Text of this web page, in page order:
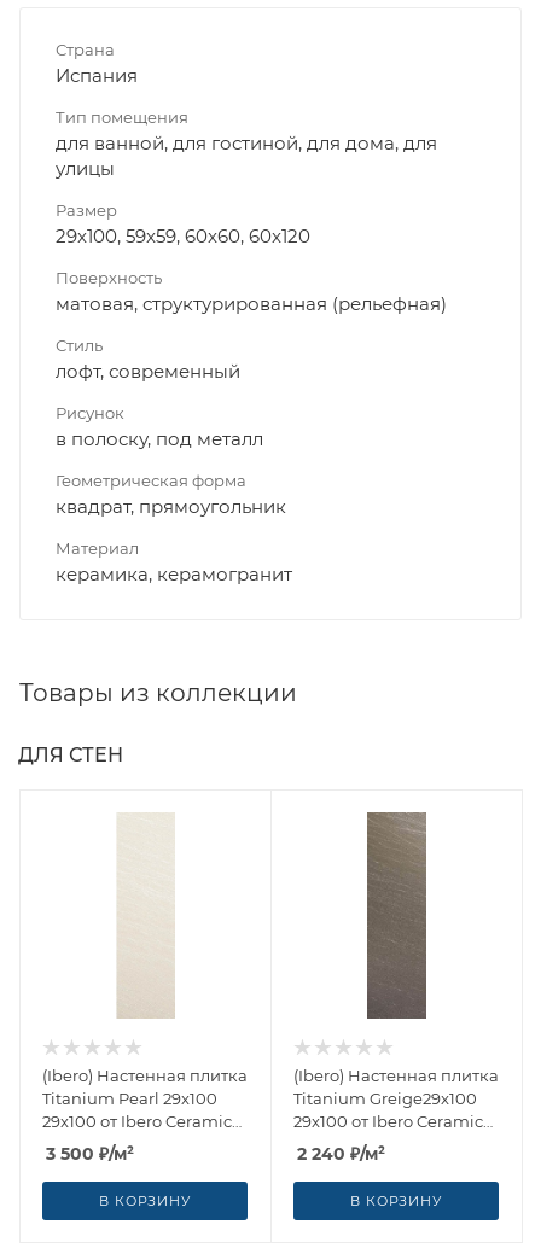
Страна
Испания
Тип помещения
для ванной, для гостиной, для дома, для
улицы
Размер
29x100, 59x59, 60x60, 60x120
Поверхность
матовая, структурированная (рельефная)
Стиль
лофт, современный
Рисунок
в полоску, под металл
Геометрическая форма
квадрат, прямоугольник
Материал
керамика, керамогранит
Товары из коллекции
ДЛЯ СТЕН
(Ibero) Настенная плитка
Titanium Pearl 29x100
29x100 от Ibero Ceramicas
(Испания)
3 500 ₽/м²
В КОРЗИНУ
(Ibero) Настенная плитка
Titanium Greige29x100
29x100 от Ibero Ceramicas
(Испания)
2 240 ₽/м²
В КОРЗИНУ